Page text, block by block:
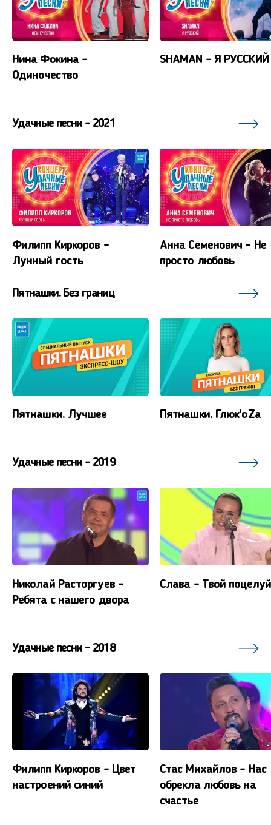
Нина Фокина -
Одиночество
SHAMAN - Я РУССКИЙ
Удачные песни - 2021
Филипп Киркоров -
Лунный гость
Анна Семенович - Не
просто любовь
Пятнашки. Без границ
Пятнашки. Лучшее Пятнашки. Глюк’oZa
Удачные песни - 2019
Николай Расторгуев -
Ребята с нашего двора
Слава - Твой поцелуй
Удачные песни - 2018
Филипп Киркоров – Цвет
настроений синий
Стас Михайлов – Нас
обрекла любовь на
счастье